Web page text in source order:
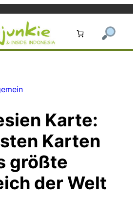
Karte:
Karten
größte
der Welt